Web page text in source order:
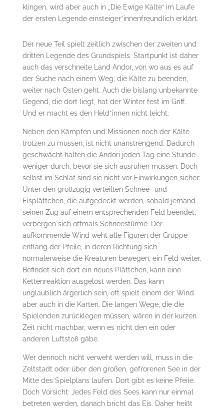
klingen, wird aber auch in „Die Ewige Kälte“ im Laufe
der ersten Legende einsteiger*innenfreundlich erklärt.
Der neue Teil spielt zeitlich zwischen der zweiten und
dritten Legende des Grundspiels. Startpunkt ist daher
auch das verschneite Land Andor, von wo aus es auf
der Suche nach einem Weg, die Kälte zu beenden,
weiter nach Osten geht. Auch die bislang unbekannte
Gegend, die dort liegt, hat der Winter fest im Griff.
Und er macht es den Held*innen nicht leicht:
Neben den Kämpfen und Missionen noch der Kälte
trotzen zu müssen, ist nicht unanstrengend. Dadurch
geschwächt halten die Andori jeden Tag eine Stunde
weniger durch, bevor sie sich ausruhen müssen. Doch
selbst im Schlaf sind sie nicht vor Einwirkungen sicher:
Unter den großzügig verteilten Schnee- und
Eisplättchen, die aufgedeckt werden, sobald jemand
seinen Zug auf einem entsprechenden Feld beendet,
verbergen sich oftmals Schneestürme. Der
aufkommende Wind weht alle Figuren der Gruppe
entlang der Pfeile, in deren Richtung sich
normalerweise die Kreaturen bewegen, ein Feld weiter.
Befindet sich dort ein neues Plättchen, kann eine
Kettenreaktion ausgelöst werden. Das kann
unglaublich ärgerlich sein, oft spielt einem der Wind
aber auch in die Karten. Die langen Wege, die die
Spielenden zurücklegen müssen, wären in der kurzen
Zeit nicht machbar, wenn es nicht den ein oder
anderen Luftstoß gäbe.
Wer dennoch nicht verweht werden will, muss in die
Zeltstadt oder über den großen, gefrorenen See in der
Mitte des Spielplans laufen. Dort gibt es keine Pfeile.
Doch Vorsicht: Jedes Feld des Sees kann nur einmal
betreten werden, danach bricht das Eis. Daher heißt